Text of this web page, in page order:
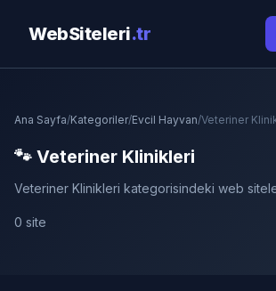
WebSiteleri.tr
Ana Sayfa/Kategoriler/Evcil Hayvan/Veteriner
🐾 Veteriner Klinikleri
Veteriner Klinikleri kategorisindeki web
0 site